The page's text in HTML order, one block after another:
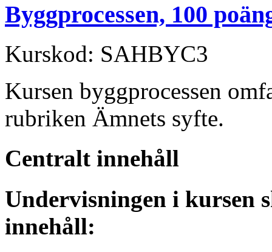
Byggprocessen, 100
Kurskod: SAHBYC3
Kursen byggprocessen
rubriken Ämnets syfte.
Centralt innehåll
Undervisningen i kursen
innehåll: